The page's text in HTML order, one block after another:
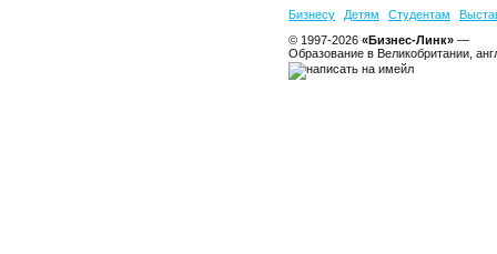
Бизнесу Детям Студентам
© 1997-2026 «Бизнес-Линк» —
Образование в Великобритании,